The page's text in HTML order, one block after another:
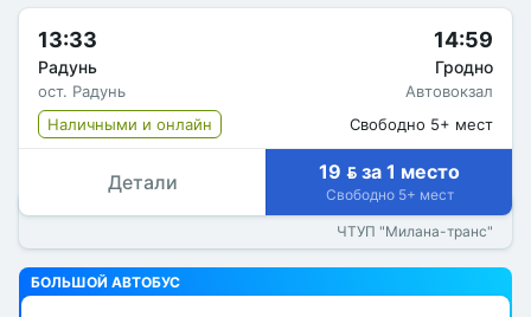
13:33
Радунь
ост. Радунь
14:59
Гродно
Автовокзал
Наличными и онлайн
Свободно 5+ мест
Детали 19  за 1 место
Свободно 5+ мест
ЧТУП "Милана-транс"
БОЛЬШОЙ АВТОБУС